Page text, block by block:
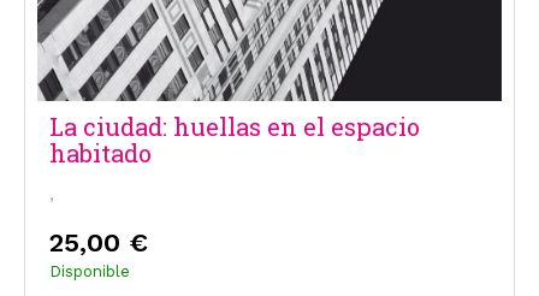
La ciudad: huellas en el espacio
habitado
,
25,00 €
Disponible